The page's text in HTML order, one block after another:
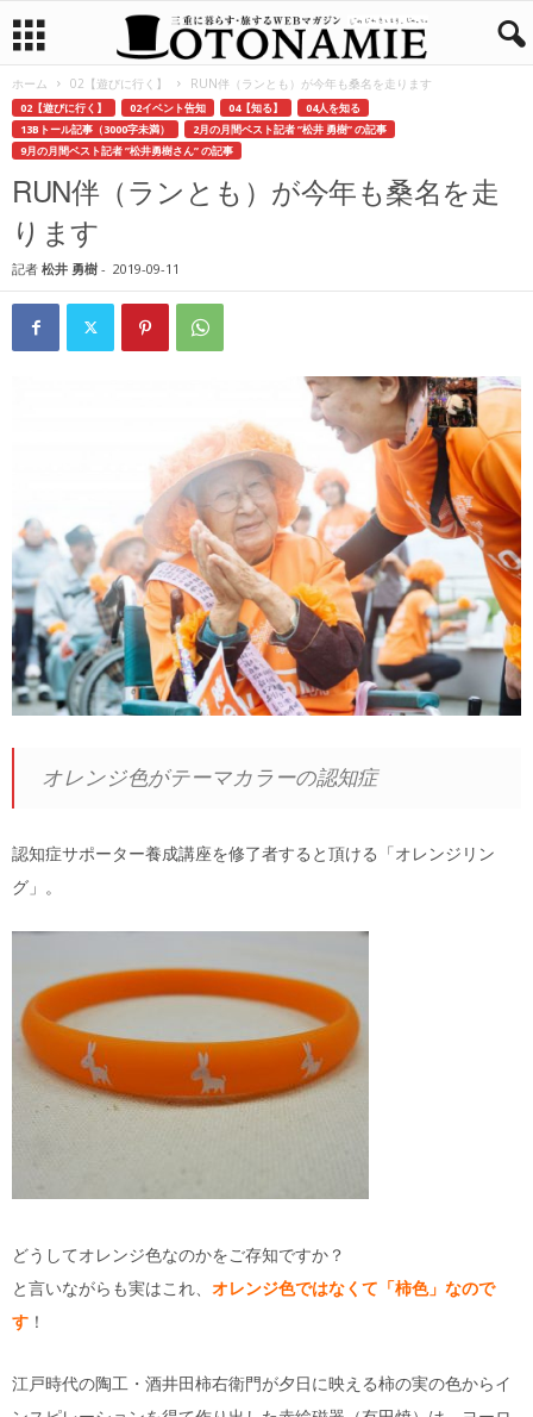
ホーム 02【遊びに行く】 RUN伴（ランとも）が今年も桑名を走ります
02【遊びに行く】 02イベント告知 04【知る】
04人を知る
13Bトール記事（3000字未満）
2月の月間ベスト記者 ”松井 勇樹” の記事
9月の月間ベスト記者 ”松井勇樹さん” の記事
RUN伴（ランとも）が今年も桑名を走
ります
記者 松井 勇樹 - 2019-09-11
オレンジ色がテーマカラーの認知症
認知症サポーター養成講座を修了者すると頂ける「オレンジリン
グ」。
どうしてオレンジ色なのかをご存知ですか？
と言いながらも実はこれ、 オレンジ色ではなくて「柿色」なので
す ！
江戸時代の陶工・酒井田柿右衛門が夕日に映える柿の実の色からイ